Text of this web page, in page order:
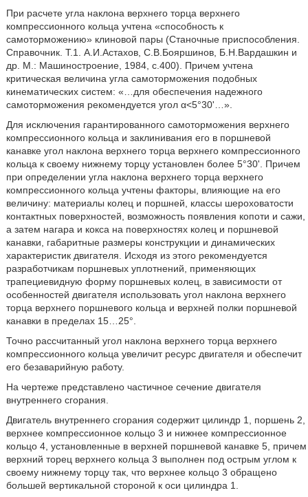
При расчете угла наклона верхнего торца верхнего
компрессионного кольца учтена «способность к
самоторможению» клиновой пары (Станочные приспособления.
Справочник. T.1. А.И.Астахов, С.В.Бояршинов, Б.Н.Вардашкин и
др. М.: Машиностроение, 1984, с.400). Причем учтена
критическая величина угла самоторможения подобных
кинематических систем: «…для обеспечения надежного
самоторможения рекомендуется угол α<5°30'…».
Для исключения гарантированного самоторможения верхнего
компрессионного кольца и заклинивания его в поршневой
канавке угол наклона верхнего торца верхнего компрессионного
кольца к своему нижнему торцу установлен более 5°30'. Причем
при определении угла наклона верхнего торца верхнего
компрессионного кольца учтены факторы, влияющие на его
величину: материалы колец и поршней, классы шероховатости
контактных поверхностей, возможность появления копоти и сажи,
а затем нагара и кокса на поверхностях колец и поршневой
канавки, габаритные размеры конструкции и динамических
характеристик двигателя. Исходя из этого рекомендуется
разработчикам поршневых уплотнений, применяющих
трапециевидную форму поршневых колец, в зависимости от
особенностей двигателя использовать угол наклона верхнего
торца верхнего поршневого кольца и верхней полки поршневой
канавки в пределах 15…25°.
Точно рассчитанный угол наклона верхнего торца верхнего
компрессионного кольца увеличит ресурс двигателя и обеспечит
его безаварийную работу.
На чертеже представлено частичное сечение двигателя
внутреннего сгорания.
Двигатель внутреннего сгорания содержит цилиндр 1, поршень 2,
верхнее компрессионное кольцо 3 и нижнее компрессионное
кольцо 4, установленные в верхней поршневой канавке 5, причем
верхний торец верхнего кольца 3 выполнен под острым углом к
своему нижнему торцу так, что верхнее кольцо 3 обращено
большей вертикальной стороной к оси цилиндра 1.